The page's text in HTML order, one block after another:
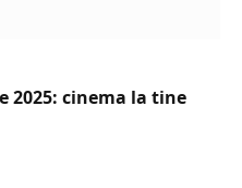
2025: cinema la tine